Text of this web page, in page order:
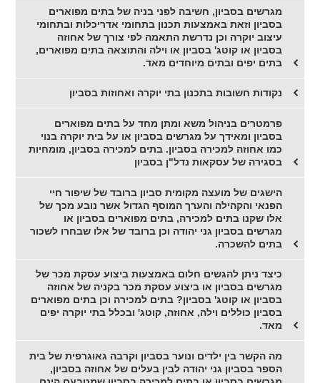
מגרשים בסביון, חשיבה לפני בניה של בתים מפוארים
בסביון וזאת באמצעות תכנון בתחומי אדריכלות ובתחומי
עיצוב יוקרה וכן נדרשת התאמה לפי צורך של אחוזה
בסביון או קוטג' בסביון או וילה והתוצאה בתים מפוארים,
בתים יפים ובתים מיוחדים מאד.
נקודות חשובות בתכנון בתי יוקרה ואחוזות בסביון
פרמטרים בניהול משא ומתן מחד על בתים מפוארים
בסביון ומאידך על מגרשים בסביון או על בית יוקרה בנוי
כמו אחוזה למכירה בסביון. בתים למכירה בסביון, מומחיות
בסגירה של עסקאות נדל"ן בסביון
הישגים של מועצה מקומית סביון ברובד של שיפור חיי
הפנאי והקהילה והערך המוסף הגדול אשר נובע מכך של
אלו שקנו בתים למכירה, בתים מפוארים בסביון או
מגרשים בסביון גני יהודה וכן ברובד של אלו שבחרו לשכור
בתים להשכרה.
כיצד ניתן להגשים חלום באמצעות ביצוע עסקת מכר של
מגרשים בסביון או ביצוע עסקת מכר בקניה של אחוזה
בסביון או קוטג' בסביון? בתים למכירה וכן בתים מפוארים
בסביון כוללים וילה, אחוזה, קוטג' ובכלל בתי יוקרה יפים
מאד.
מה הקשר בין ילדים ונוער בסביון וקרבה גאוגרפית של בית
הספר בסביון גני יהודה לבין בעלים של אחוזה בסביון,